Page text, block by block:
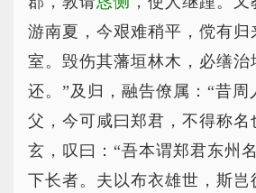
游南夏，今艰难稍平，傥有归
室。毁伤其藩垣林木，必缮治
还。”及归，融告僚属：“昔周
父，今可咸曰郑君，不得称名
玄，叹曰：“吾本谓郑君东州
下长者。夫以布衣雄世，斯岂